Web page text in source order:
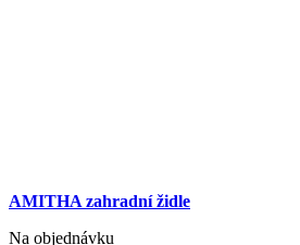
AMITHA zahradní židle
Na objednávku